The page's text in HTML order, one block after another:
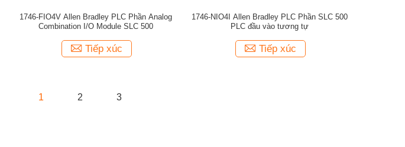
1746-FIO4V Allen Bradley PLC Phần Analog
Combination I/O Module SLC 500
Tiếp xúc
1746-NIO4I Allen Bradley PLC Phần SLC 500
PLC đầu vào tương tự
Tiếp xúc
1 2 3